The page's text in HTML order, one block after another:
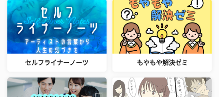
セルフライナーノーツ もやもや解決ゼミ